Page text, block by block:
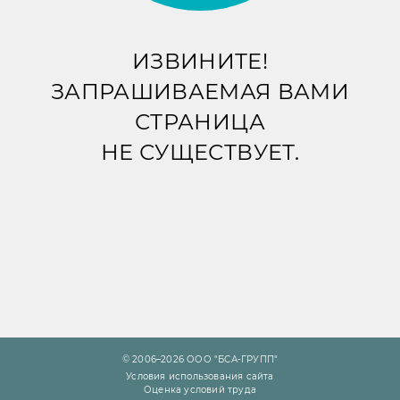
ИЗВИНИТЕ!
ЗАПРАШИВАЕМАЯ ВАМИ
СТРАНИЦА
НЕ СУЩЕСТВУЕТ.
© 2006–2026 ООО "БСА-ГРУПП"
Условия использования сайта
Оценка условий труда